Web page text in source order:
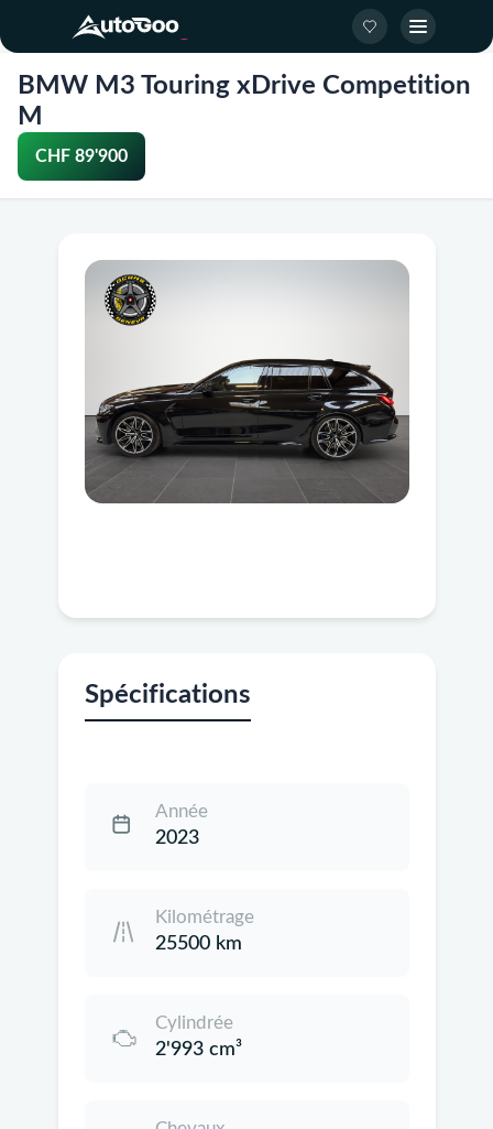
BMW M3 Touring xDrive Competition
M
CHF 89'900
Spécifications
Année
2023
Kilométrage
25500 km
Cylindrée
2'993 cm³